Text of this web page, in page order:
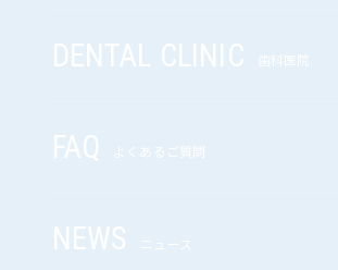
DENTAL CLINIC 歯科医院
FAQ よくあるご質問
NEWS ニュース